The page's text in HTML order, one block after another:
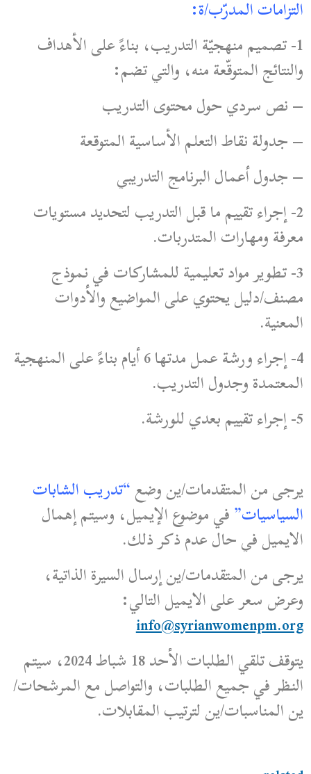
التزامات المدرّب/ة:
1- تصميم منهجيّة التدريب، بناءً على الأهداف
والنتائج المتوقّعة منه، والتي تضم:
– نص سردي حول محتوى التدريب
– جدولة نقاط التعلم الأساسية المتوقعة
– جدول أعمال البرنامج التدريبي
2- إجراء تقييم ما قبل التدريب لتحديد مستويات
معرفة ومهارات المتدربات.
3- تطوير مواد تعليمية للمشاركات في نموذج
مصنف/دليل يحتوي على المواضيع والأدوات
المعنية.
4- إجراء ورشة عمل مدتها 6 أيام بناءً على المنهجية
المعتمدة وجدول التدريب.
يرجى من المتقدمات/ين وضع“تدريب الشابات
السياسيات”في موضوع الإيميل، وسيتم إهمال
الايميل في حال عدم ذكر ذلك.
يرجى من المتقدمات/ين إرسال السيرة الذاتية،
وعرض سعر على الايميل التالي:
info@syrianwomenpm.org
يتوقف تلقي الطلبات الأحد 18 شباط 2024، سيتم
النظر في جميع الطلبات، والتواصل مع المرشحات/
ين المناسبات/ين لترتيب المقابلات.